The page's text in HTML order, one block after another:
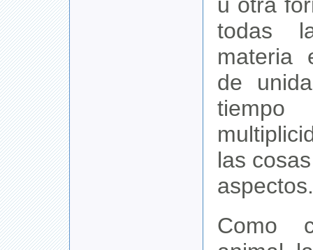
todas
materia
de
tiempo
las
aspectos.
Como